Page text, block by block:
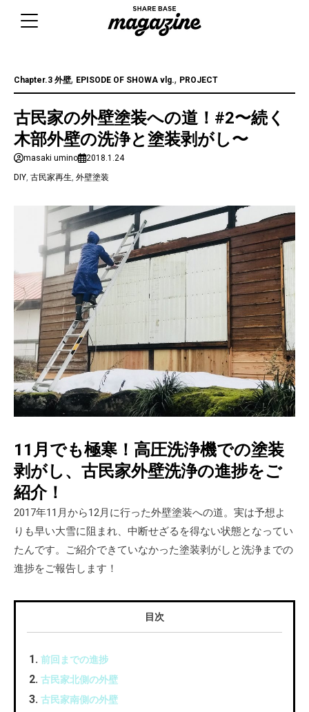
Chapter.3 外壁, EPISODE OF SHOWA vlg., PROJECT
古民家の外壁塗装への道！#2〜続く
木部外壁の洗浄と塗装剥がし〜
masaki umino
2018.1.24
DIY, 古民家再生, 外壁塗装
11月でも極寒！高圧洗浄機での塗装
剥がし、古民家外壁洗浄の進捗をご
紹介！
2017年11月から12月に行った外壁塗装への道。実は予想よ
りも早い大雪に阻まれ、中断せざるを得ない状態となってい
たんです。ご紹介できていなかった塗装剥がしと洗浄までの
進捗をご報告します！
目次
前回までの進捗
古民家北側の外壁
古民家南側の外壁